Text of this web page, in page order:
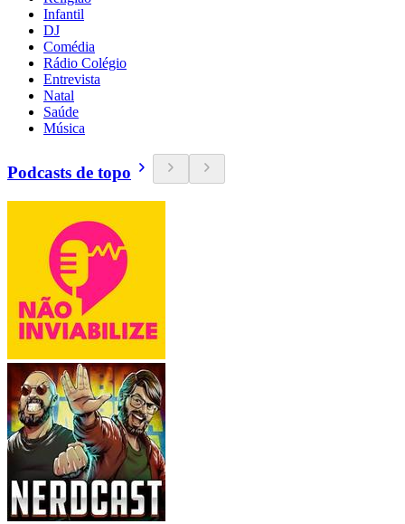
Infantil
DJ
Comédia
Rádio Colégio
Entrevista
Natal
Saúde
Música
Podcasts de topo